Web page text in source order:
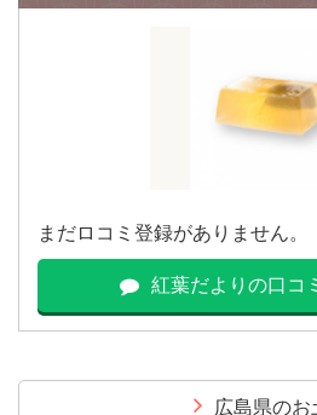
まだロコミ登録がありません。
紅葉だよりの口コ
広島県のお